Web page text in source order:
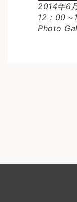
2014年6
12：00～
Photo